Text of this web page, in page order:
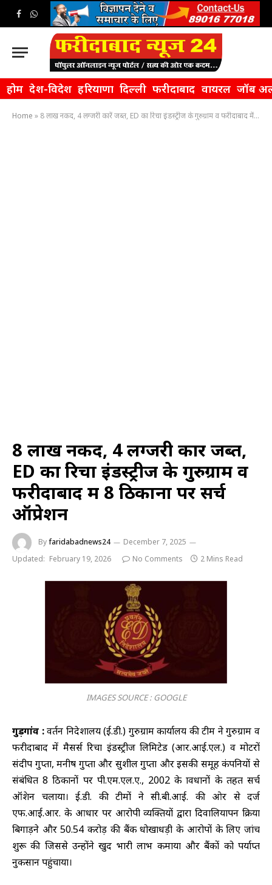
Facebook
WhatsApp
होम देश-विदेश हरियाणा दिल्ली फरीदाबाद वायरल जॉब
Home » 8 लाख नकद, 4 लग्जरी कारें जब्त, ED का रिचा इंडस्ट्रीज के गुरुग्राम व फरीदाबाद में 8 ठिकानों पर सर्च ऑप्रेशन
8 लाख नकद, 4 लग्जरी कारें जब्त,
ED का रिचा इंडस्ट्रीज के गुरुग्राम व
फरीदाबाद में 8 ठिकानों पर सर्च
ऑप्रेशन
Byfaridabadnews24
December 7, 2025
Updated: February 19, 2026 No Comments 2 Mins Read
IMAGES SOURCE : GOOGLE
गुड़गांव :प्रवर्तन निदेशालय (ई.डी.) गुरुग्राम कार्यालय की टीम ने गुरुग्राम व
फरीदाबाद में मैसर्स रिचा इंडस्ट्रीज लिमिटेड (आर.आई.एल.) व प्रमोटरों
संदीप गुप्ता, मनीष गुप्ता और सुशील गुप्ता और इसकी समूह कंपनियों से
संबंधित 8 ठिकानों पर पी.एम.एल.ए., 2002 के प्रावधानों के तहत सर्च
ऑप्रेशन चलाया। ई.डी. की टीमों ने सी.बी.आई. की ओर से दर्ज
एफ.आई.आर. के आधार पर आरोपी व्यक्तियों द्वारा दिवालियापन प्रक्रिया
बिगाड़ने और 50.54 करोड़ की बैंक धोखाधड़ी के आरोपों के लिए जांच
शुरू की जिससे उन्होंने खुद भारी लाभ कमाया और बैंकों को पर्याप्त
नुकसान पहुंचाया।